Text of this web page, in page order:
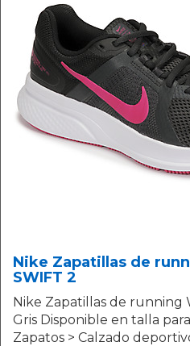
Nike Zapatillas de
SWIFT 2
Nike Zapatillas de running
Gris Disponible en talla
Zapatos > Calzado